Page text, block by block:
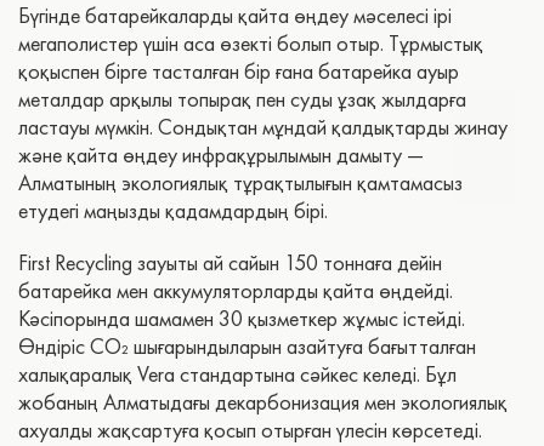
Бүгінде батарейкаларды қайта өңдеу мәселесі ірі
мегаполистер үшін аса өзекті болып отыр. Тұрмыстық
қоқыспен бірге тасталған бір ғана батарейка ауыр
металдар арқылы топырақ пен суды ұзақ жылдарға
ластауы мүмкін. Сондықтан мұндай қалдықтарды жинау
және қайта өңдеу инфрақұрылымын дамыту —
Алматының экологиялық тұрақтылығын қамтамасыз
етудегі маңызды қадамдардың бірі.
First Recycling зауыты ай сайын 150 тоннаға дейін
батарейка мен аккумуляторларды қайта өңдейді.
Кәсіпорында шамамен 30 қызметкер жұмыс істейді.
Өндіріс СО₂ шығарындыларын азайтуға бағытталған
халықаралық Vera стандартына сәйкес келеді. Бұл
жобаның Алматыдағы декарбонизация мен экологиялық
ахуалды жақсартуға қосып отырған үлесін көрсетеді.